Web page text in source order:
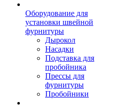
Оборудование для
установки швейной
фурнитуры
Дырокол
Насадки
Подставка для
пробойника
Прессы для
фурнитуры
Пробойники